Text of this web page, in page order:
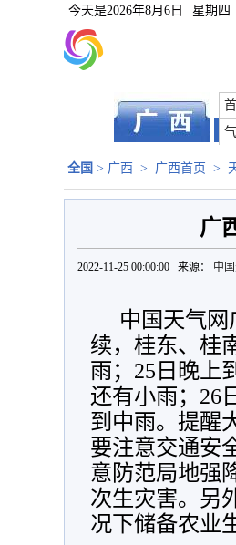
今天是2026年8月6日 星期四
全国 > 广西 > 广西首页 >
广
2022-11-25 00:00:00 来源： 中
中国天气
续，桂东、桂
雨；25日晚上
还有小雨；26
到中雨。提醒
要注意交通安
意防范局地强
次生灾害。另
况下储备农业